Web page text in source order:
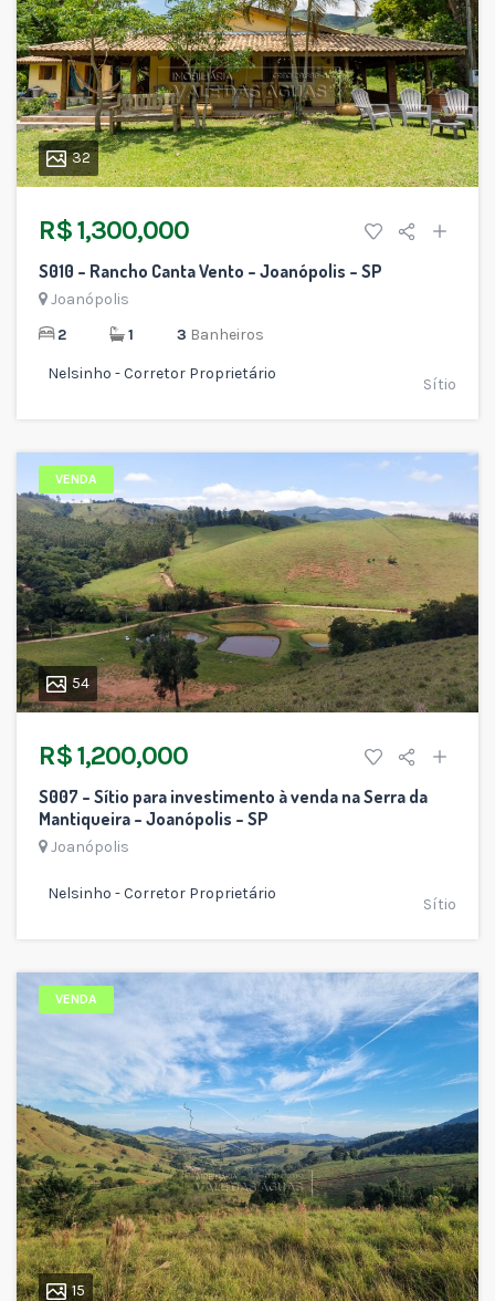
32
R$ 1,300,000
S010 – Rancho Canta Vento – Joanópolis – SP
Joanópolis
2
1 3 Banheiros
Nelsinho - Corretor Proprietário
Sítio
VENDA
54
R$ 1,200,000
S007 – Sítio para investimento à venda na Serra da
Mantiqueira – Joanópolis – SP
Joanópolis
Nelsinho - Corretor Proprietário
Sítio
VENDA
15